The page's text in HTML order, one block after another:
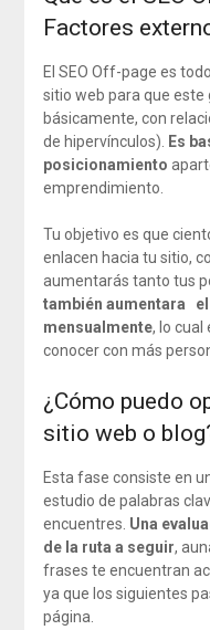
Factores
El SEO Off-page es
sitio web para que este
básicamente, con
de hipervínculos). Es
posicionamiento
emprendimiento.
Tu objetivo es que
enlacen hacia tu sitio,
aumentarás tanto tus
también aumentara
mensualmente, lo cual
conocer con más
¿Cómo puedo
sitio web o
Esta fase consiste en
estudio de palabras
encuentres. Una
de la ruta a seguir,
frases te encuentran
ya que los siguientes
página.